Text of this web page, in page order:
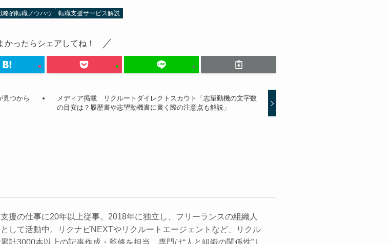
略的転職ノウハウ 転職支援サービス解説
かったらシェアしてね！
つから
メディア掲載 リクルートダイレクトスカウト「志望動機の文字数
の目安は？履歴書や志望動機書に書く際の注意点も解説」
援の仕事に20年以上従事。2018年に独立し、フリーランスの組織人
して活動中。リクナビNEXTやリクルートエージェントなど、リクル
計3000本以上の記事作成・監修を担当。専門は“人と組織の関係性” |